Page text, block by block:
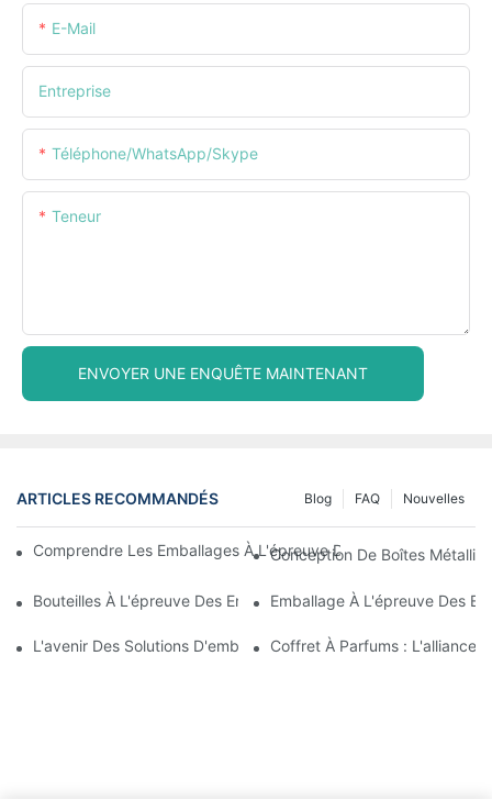
E-Mail
Entreprise
Téléphone/WhatsApp/Skype
Teneur
ENVOYER UNE ENQUÊTE MAINTENANT
ARTICLES RECOMMANDÉS Nouvelles
FAQ
Blog
Comprendre Les Emballages À L'épreuve Des Enfants :
Conception De Boîtes
Bouteilles À L'épreuve Des Enfants : Ce Que Vous Devez
Emballage À L'épreuve Des
L'avenir Des Solutions D'emballage À L'épreuve Des Enfants
Coffret À Parfums : L'alliance